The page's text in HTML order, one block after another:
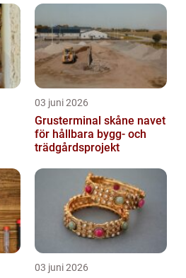
03 juni 2026
Grusterminal skåne navet
för hållbara bygg- och
trädgårdsprojekt
03 juni 2026